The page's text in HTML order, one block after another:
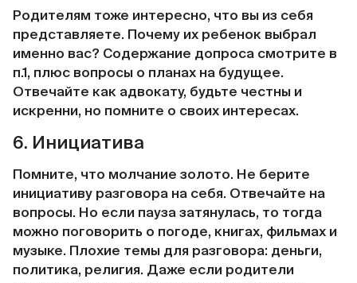
Родителям тоже интересно, что вы из себя
представляете. Почему их ребенок выбрал
именно вас? Содержание допроса смотрите в
п.1, плюс вопросы о планах на будущее.
Отвечайте как адвокату, будьте честны и
искренни, но помните о своих интересах.
6. Инициатива
Помните, что молчание золото. Не берите
инициативу разговора на себя. Отвечайте на
вопросы. Но если пауза затянулась, то тогда
можно поговорить о погоде, книгах, фильмах и
музыке. Плохие темы для разговора: деньги,
политика, религия. Даже если родители